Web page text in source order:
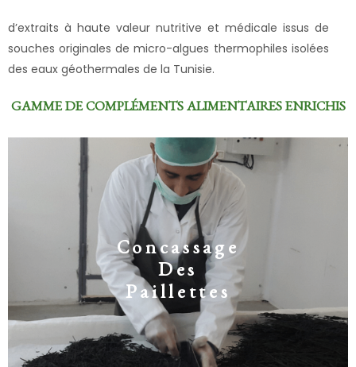
d’extraits à haute valeur nutritive et médicale issus de
souches originales de micro-algues thermophiles isolées
des eaux géothermales de la Tunisie.
GAMME DE COMPLÉMENTS ALIMENTAIRES ENRICHIS
Concassage
Des
Paillettes